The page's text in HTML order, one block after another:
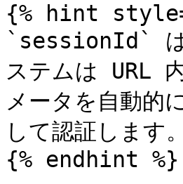
{% hint
`sessionId` は
ステムは URL
メータを自動
して認証します。
{% endhint %}